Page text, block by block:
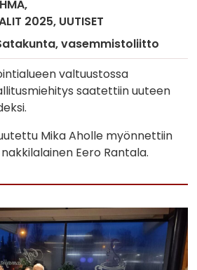
2025 UUTISET
vasemmistoliitto
valtuustossa
saatettiin uuteen
Mika Aholle myönnettiin
Eero Rantala.